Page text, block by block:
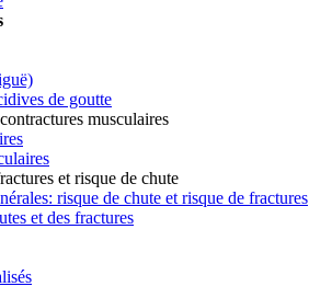
de goutte
musculaires
et risque de chute
risque de chute et risque de fractures
et des fractures